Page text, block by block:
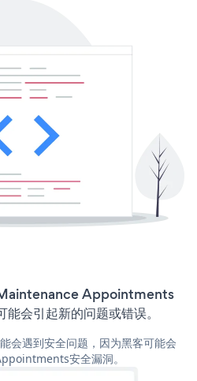
Maintenance Appointments
会引起新的问题或错误。
会遇到安全问题，因为黑客可能会
安全漏洞。